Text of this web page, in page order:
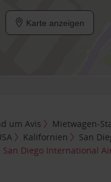
Karte anzeigen
um Avis
Mietwagen-
Kalifornien
San
Diego International